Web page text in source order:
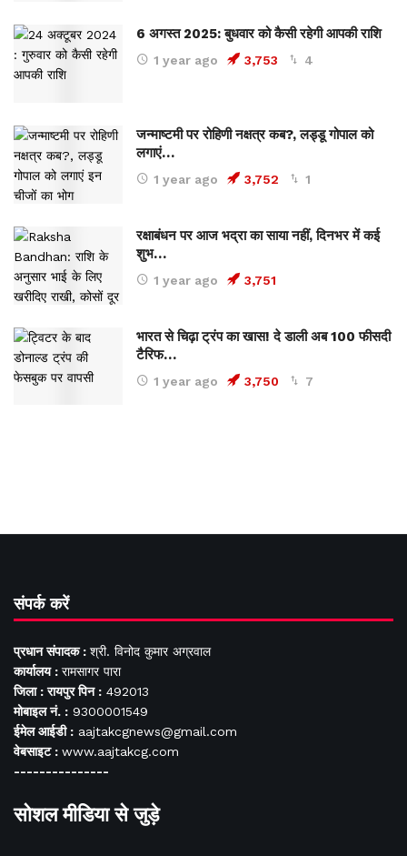
6 अगस्त 2025: बुधवार को कैसी रहेगी आपकी राशि
1 year ago 3,753 4
जन्माष्टमी पर रोहिणी नक्षत्र कब?, लड्डू गोपाल को
लगाएं…
1 year ago 3,752 1
रक्षाबंधन पर आज भद्रा का साया नहीं, दिनभर में कई
शुभ…
1 year ago 3,751
भारत से चिढ़ा ट्रंप का खास! दे डाली अब 100 फीसदी
टैरिफ…
1 year ago 3,750 7
संपर्क करें
प्रधान संपादक : श्री. विनोद कुमार अग्रवाल
कार्यालय : रामसागर पारा
जिला : रायपुर पिन : 492013
मोबाइल नं. : 9300001549
ईमेल आईडी : aajtakcgnews@gmail.com
वेबसाइट : www.aajtakcg.com
---------------
सोशल मीडिया से जुड़े